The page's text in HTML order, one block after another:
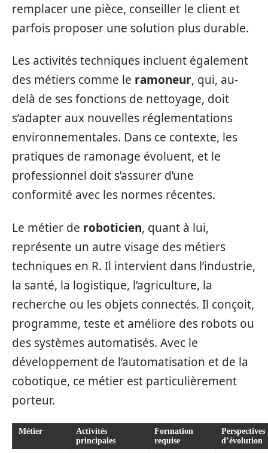
remplacer une pièce, conseiller le client et
parfois proposer une solution plus durable.
Les activités techniques incluent également
des métiers comme le ramoneur, qui, au-
delà de ses fonctions de nettoyage, doit
s’adapter aux nouvelles réglementations
environnementales. Dans ce contexte, les
pratiques de ramonage évoluent, et le
professionnel doit s’assurer d’une
conformité avec les normes récentes.
Le métier de roboticien, quant à lui,
représente un autre visage des métiers
techniques en R. Il intervient dans l’industrie,
la santé, la logistique, l’agriculture, la
recherche ou les objets connectés. Il conçoit,
programme, teste et améliore des robots ou
des systèmes automatisés. Avec le
développement de l’automatisation et de la
cobotique, ce métier est particulièrement
porteur.
Métier
Activités
principales
Formation
requise
Perspectives
d’évolution